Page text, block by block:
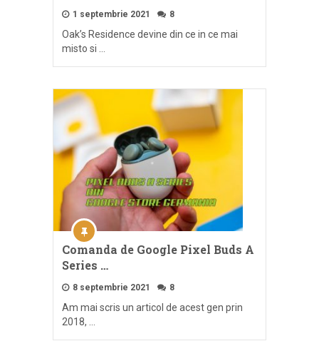
1 septembrie 2021 8
Oak’s Residence devine din ce in ce mai
misto si …
Comanda de Google Pixel Buds A
Series …
8 septembrie 2021 8
Am mai scris un articol de acest gen prin
2018, …